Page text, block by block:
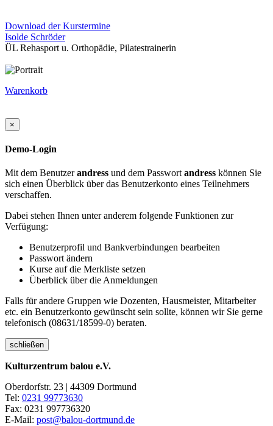
Download der Kurstermine
Isolde Schröder
ÜL Rehasport u. Orthopädie, Pilatestrainerin
Warenkorb
×
Demo-Login
Mit dem Benutzerandress und dem Passwort andress können Sie
sich einen Überblick über das Benutzerkonto eines Teilnehmers
verschaffen.
Dabei stehen Ihnen unter anderem folgende Funktionen zur
Verfügung:
Benutzerprofil und Bankverbindungen bearbeiten
Passwort ändern
Kurse auf die Merkliste setzen
Überblick über die Anmeldungen
Falls für andere Gruppen wie Dozenten, Hausmeister, Mitarbeiter
etc. ein Benutzerkonto gewünscht sein sollte, können wir Sie gerne
telefonisch (08631/18599-0) beraten.
schließen
Kulturzentrum balou e.V.
Oberdorfstr. 23 | 44309 Dortmund
Tel: 0231 99773630
Fax: 0231 997736320
E-Mail: post@balou-dortmund.de